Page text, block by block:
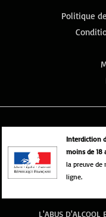
Politique
Interdiction
moins de 18
la preuve de
ligne.
L'ABUS D'ALCOOL